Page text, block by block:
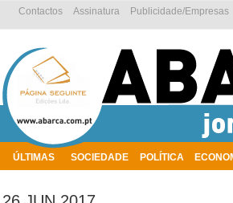
ÚLTIMAS SOCIEDADE POLÍTICA
Publicidade/Empresas
Assinatura
Contactos